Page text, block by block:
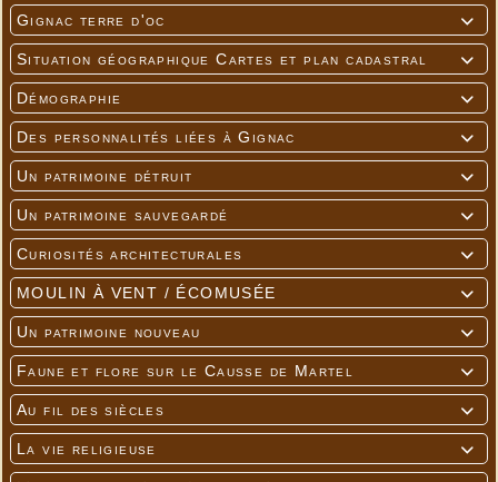

Gignac terre d'oc

Situation géographique Cartes et plan cadastral

Démographie

Des personnalités liées à Gignac

Un patrimoine détruit

Un patrimoine sauvegardé

Curiosités architecturales

MOULIN À VENT / ÉCOMUSÉE

Un patrimoine nouveau

Faune et flore sur le Causse de Martel

Au fil des siècles

La vie religieuse